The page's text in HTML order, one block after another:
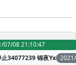
直都是复制粘贴的
07/08 21:10:47
止34077239 锦夜Yx